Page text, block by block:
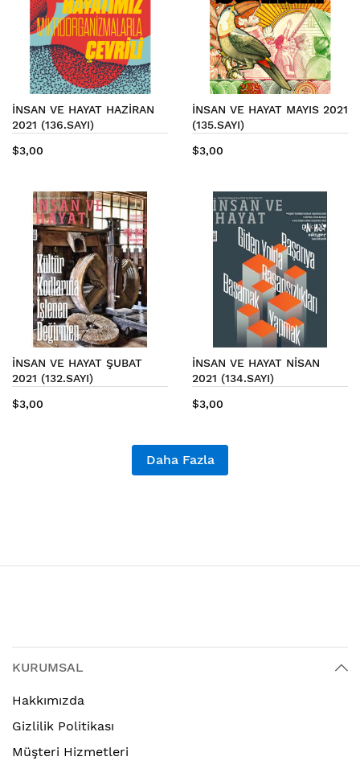
İNSAN VE HAYAT HAZİRAN
2021 (136.SAYI)
$3,00
İNSAN VE HAYAT MAYIS 2021
(135.SAYI)
$3,00
İNSAN VE HAYAT ŞUBAT
2021 (132.SAYI)
$3,00
İNSAN VE HAYAT NİSAN
2021 (134.SAYI)
$3,00
Daha Fazla
KURUMSAL
Hakkımızda
Gizlilik Politikası
Müşteri Hizmetleri